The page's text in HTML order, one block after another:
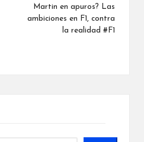
Martin en apuros? Las
ambiciones en F1, contra
la realidad #F1